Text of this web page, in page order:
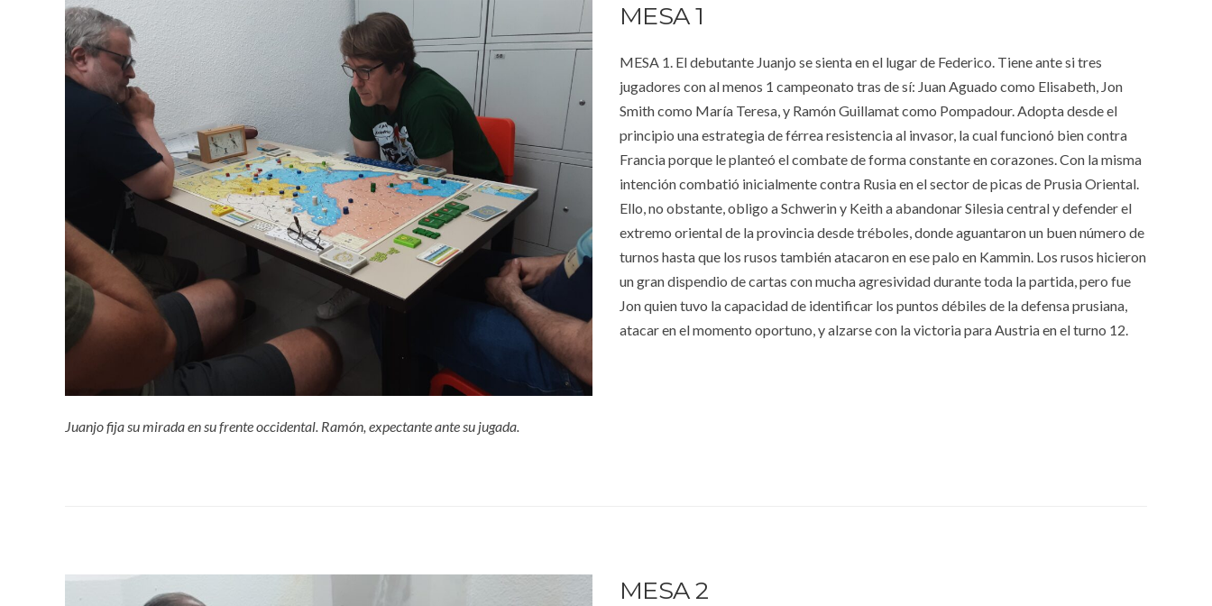
Juanjo fija su mirada en su frente occidental. Ramón, expectante ante su jugada.
MESA 1
MESA 1. El debutante Juanjo se sienta en el lugar de Federico. Tiene ante si tres
jugadores con al menos 1 campeonato tras de sí: Juan Aguado como Elisabeth, Jon
Smith como María Teresa, y Ramón Guillamat como Pompadour. Adopta desde el
principio una estrategia de férrea resistencia al invasor, la cual funcionó bien contra
Francia porque le planteó el combate de forma constante en corazones. Con la misma
intención combatió inicialmente contra Rusia en el sector de picas de Prusia Oriental.
Ello, no obstante, obligo a Schwerin y Keith a abandonar Silesia central y defender el
extremo oriental de la provincia desde tréboles, donde aguantaron un buen número de
turnos hasta que los rusos también atacaron en ese palo en Kammin. Los rusos hicieron
un gran dispendio de cartas con mucha agresividad durante toda la partida, pero fue
Jon quien tuvo la capacidad de identificar los puntos débiles de la defensa prusiana,
atacar en el momento oportuno, y alzarse con la victoria para Austria en el turno 12.
MESA 2